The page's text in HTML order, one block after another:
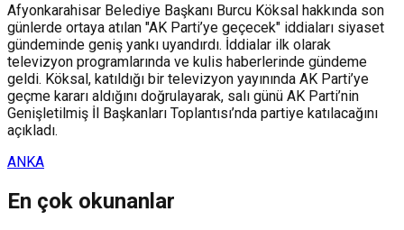
Afyonkarahisar Belediye Başkanı Burcu Köksal hakkında son
günlerde ortaya atılan "AK Parti’ye geçecek" iddiaları siyaset
gündeminde geniş yankı uyandırdı. İddialar ilk olarak
televizyon programlarında ve kulis haberlerinde gündeme
geldi. Köksal, katıldığı bir televizyon yayınında AK Parti’ye
geçme kararı aldığını doğrulayarak, salı günü AK Parti’nin
Genişletilmiş İl Başkanları Toplantısı’nda partiye katılacağını
açıkladı.
ANKA
En çok okunanlar